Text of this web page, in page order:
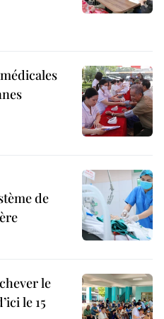
de
le
le 15